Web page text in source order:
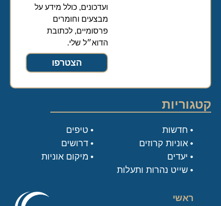
ועדכונים, כולל מידע על
מבצעים וחומרים
פרסומיים, לכתובת
הדוא״ל שלי.
הצטרפו
ראשי
קטגוריות
טיפים
דרושים
מיקום אוניות
חדשות
אוניות קרוזים
יעדים
שייט נהרות ותעלות